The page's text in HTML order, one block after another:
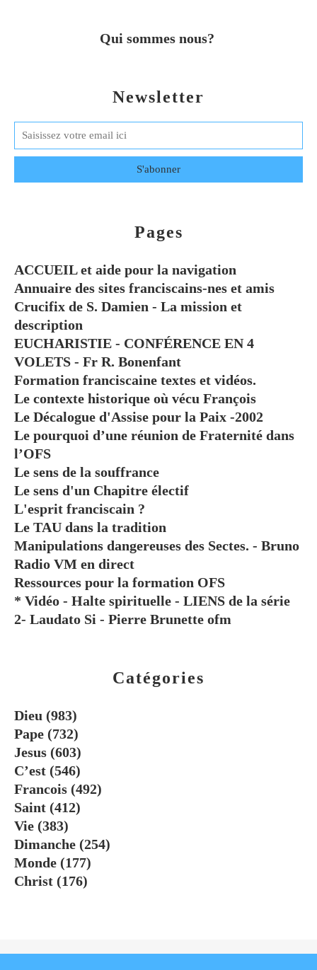
Newsletter
Catégories
Dieu (983)
Pape (732)
Jesus (603)
C’est (546)
Francois (492)
Saint (412)
Vie (383)
Dimanche (254)
Monde (177)
Christ (176)
Pages
ACCUEIL et aide pour la navigation
Annuaire des sites franciscains-nes et amis
Crucifix de S. Damien - La mission et
description
EUCHARISTIE - CONFÉRENCE EN 4
VOLETS - Fr R. Bonenfant
Formation franciscaine textes et vidéos.
Le contexte historique où vécu François
Le Décalogue d'Assise pour la Paix -2002
Le pourquoi d’une réunion de Fraternité dans
l’OFS
Le sens de la souffrance
Le sens d'un Chapitre électif
L'esprit franciscain ?
Le TAU dans la tradition
Manipulations dangereuses des Sectes. - Bruno
Radio VM en direct
Ressources pour la formation OFS
* Vidéo - Halte spirituelle - LIENS de la série
2- Laudato Si - Pierre Brunette ofm
Qui sommes nous?